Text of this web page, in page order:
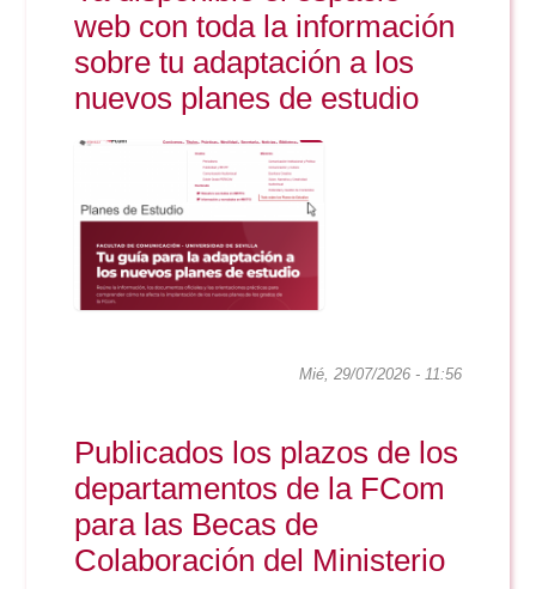
Comunicación Audiovisual
Doble Grado PER/CAV
#YoPractico
Boletines
web con toda la información
sobre tu adaptación a los
nuevos planes de estudio
Mié, 29/07/2026 - 11:56
Publicados los plazos de los
departamentos de la FCom
para las Becas de
Colaboración del Ministerio